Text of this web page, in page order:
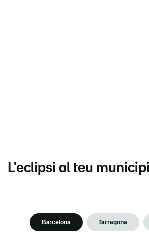
L'eclipsi al teu municipi
Barcelona Tarragona